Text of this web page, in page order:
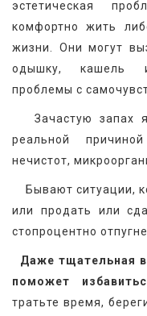
эстетическая
комфортно жить
жизни. Они могут
одышку, кашель и
проблемы с
Зачастую запах
реальной
нечистот,
Бывают ситуации,
или продать или
стопроцентно
Даже тщательная
поможет
тратьте время,